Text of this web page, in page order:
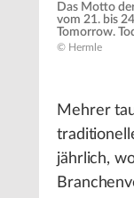
Das Motto
vom 21. bis
Tomorrow.
© Hermle
Mehrer
jährlich,